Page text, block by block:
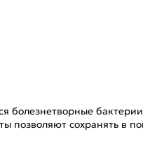
болезнетворные
позволяют сохранять в